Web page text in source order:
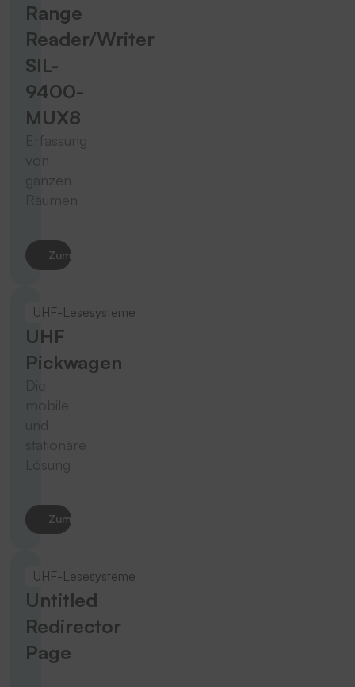
Range
Reader/Writer
SIL-
9400-
MUX8
Erfassung
von
ganzen
Räumen
Zum Produkt
UHF-Lesesysteme
UHF
Pickwagen
Die
mobile
und
stationäre
Lösung
Zum Produkt
UHF-Lesesysteme
Untitled
Redirector
Page